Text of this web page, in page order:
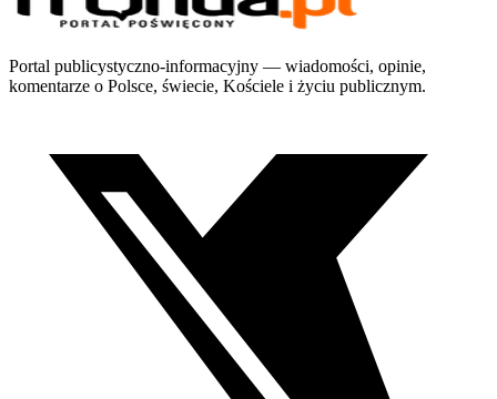
Portal publicystyczno-informacyjny — wiadomości, opinie,
komentarze o Polsce, świecie, Kościele i życiu publicznym.